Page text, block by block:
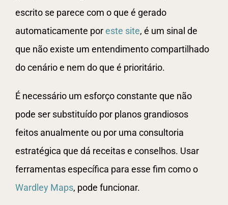
escrito se parece com o que é gerado
automaticamente poreste site, é um sinal de
que não existe um entendimento compartilhado
do cenário e nem do que é prioritário.
É necessário um esforço constante que não
pode ser substituído por planos grandiosos
feitos anualmente ou por uma consultoria
estratégica que dá receitas e conselhos. Usar
ferramentas específica para esse fim como o
Wardley Maps, pode funcionar.